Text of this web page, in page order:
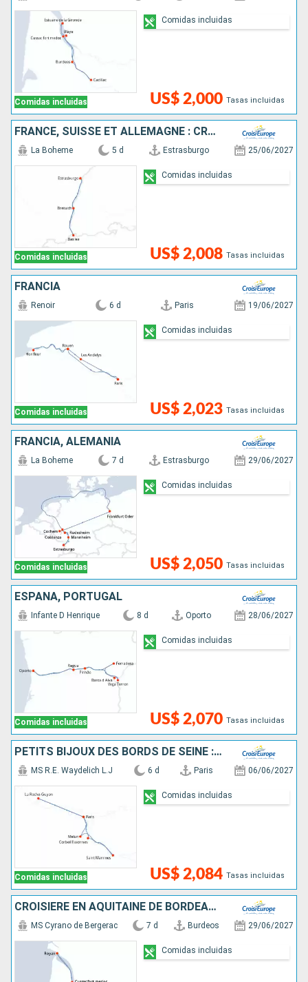
Comidas incluidas US$ 2,000 Tasas incluidas
Comidas incluidas
FRANCE, SUISSE ET ALLEMAGNE : CROISIÈRE SUR LE RHIN VERS LA RÉGION DES 3 PAYS ET VOYAGE À BORD DU TRAIN "GLACIER EXPRESS"
Comidas incluidas
La Boheme 5 d Estrasburgo 25/06/2027
US$ 2,008 Tasas incluidas
Comidas incluidas
FRANCIA
Comidas incluidas
Renoir 6 d Paris 19/06/2027
US$ 2,023 Tasas incluidas
Comidas incluidas
FRANCIA, ALEMANIA
Comidas incluidas
La Boheme 7 d Estrasburgo 29/06/2027
US$ 2,050 Tasas incluidas
Comidas incluidas
ESPAÑA, PORTUGAL
Comidas incluidas
Infante D Henrique 8 d Oporto 28/06/2027
US$ 2,070 Tasas incluidas
Comidas incluidas
PETITS BIJOUX DES BORDS DE SEINE : ENTRE ESCALES BUCOLIQUES ET RIVES ROYALES
Comidas incluidas
MS R.E. Waydelich L.J 6 d Paris 06/06/2027
US$ 2,084 Tasas incluidas
Comidas incluidas
CROISIÈRE EN AQUITAINE DE BORDEAUX À ROYAN, L'ESTUAIRE DE LA GIRONDE, LA GARONNE ET LA DORDOGNE (FORMULE PORT-PORT)
MS Cyrano de Bergerac 7 d Burdeos 29/06/2027
Comidas incluidas